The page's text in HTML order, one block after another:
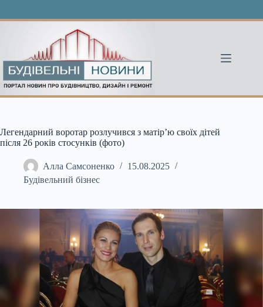
Легендарний воротар розлучився з матір’ю своїх дітей
після 26 років стосунків (фото)
Алла Самсоненко
15.08.2025
Будівельний бізнес